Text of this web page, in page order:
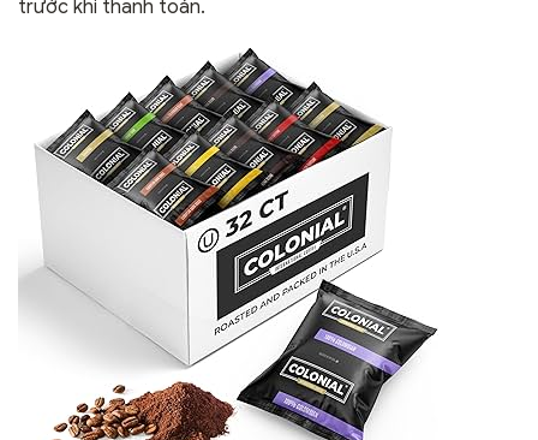
trước khi thanh toán.